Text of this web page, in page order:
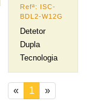
Refª: ISC-
BDL2-W12G
Detetor
Dupla
Tecnologia
« 1 (current)
»